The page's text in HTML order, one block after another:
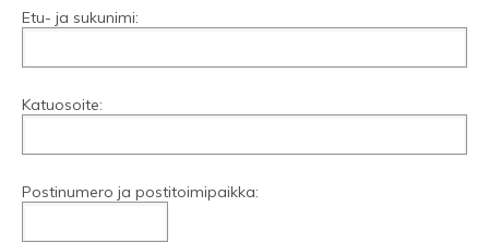
Etu- ja sukunimi:
Katuosoite:
Postinumero ja postitoimipaikka: